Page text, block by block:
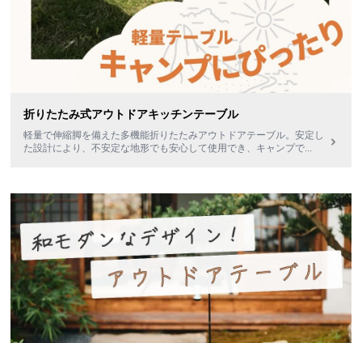
折りたたみ式アウトドアキッチンテーブル
軽量で伸縮脚を備えた多機能折りたたみアウトドアテーブル。安定し
た設計により、不安定な地形でも安心して使用でき、キャンプで...